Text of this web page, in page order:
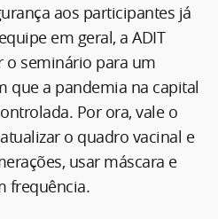
aos participantes já
em geral, a ADIT
o seminário para um
que a pandemia na capital
Por ora, vale o
o quadro vacinal e
usar máscara e
frequência.